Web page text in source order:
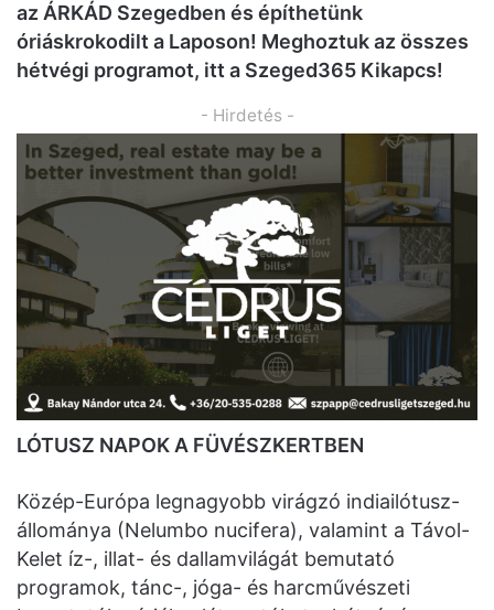
az ÁRKÁD Szegedben és építhetünk
óriáskrokodilt a Laposon! Meghoztuk az összes
hétvégi programot, itt a Szeged365 Kikapcs!
- Hirdetés -
LÓTUSZ NAPOK A FÜVÉSZKERTBEN
Közép-Európa legnagyobb virágzó indiailótusz-
állománya (Nelumbo nucifera), valamint a Távol-
Kelet íz-, illat- és dallamvilágát bemutató
programok, tánc-, jóga- és harcművészeti